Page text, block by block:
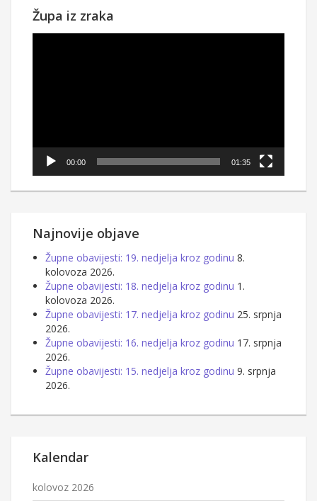
Župa iz zraka
00:00 01:35
Najnovije objave
Župne obavijesti: 19. nedjelja kroz godinu 8.
kolovoza 2026.
Župne obavijesti: 18. nedjelja kroz godinu 1.
kolovoza 2026.
Župne obavijesti: 17. nedjelja kroz godinu 25. srpnja
2026.
Župne obavijesti: 16. nedjelja kroz godinu 17. srpnja
2026.
Župne obavijesti: 15. nedjelja kroz godinu 9. srpnja
2026.
Kalendar
kolovoz 2026